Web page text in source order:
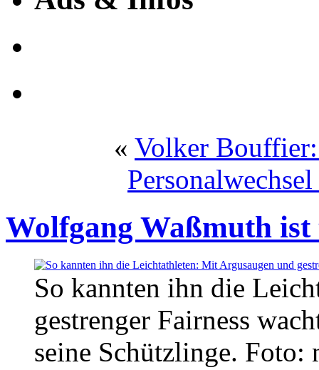
« Volker
Wolfgang Waßmuth
So kannten ihn die
gestrenger Fairness
seine Schützlinge. Foto: